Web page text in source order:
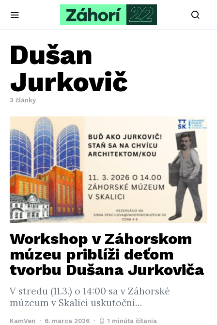
Dušan
Jurkovič
3 články
Workshop v Záhorskom
múzeu priblíži deťom
tvorbu Dušana Jurkoviča
V stredu (11.3.) o 14:00 sa v Záhorské
múzeum v Skalici uskutoční…
KamVen 6. marca 2026 1 minúta čítania